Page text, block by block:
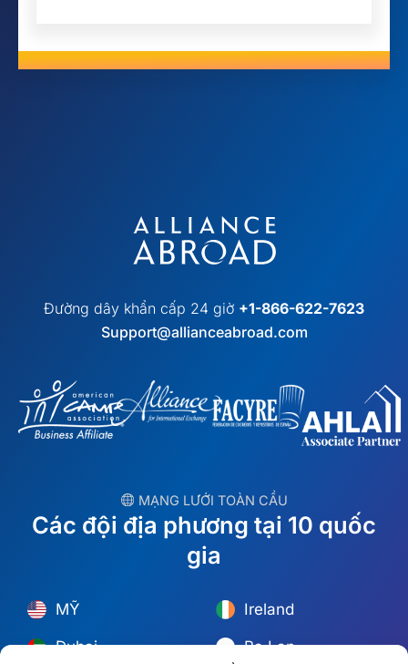
Đường dây khẩn cấp 24 giờ +1-866-622-7623
Support@allianceabroad.com
︎ MẠNG LƯỚI TOÀN CẦU
Các đội địa phương tại 10 quốc
gia
MỸ
Dubai
Ireland
Ba Lan